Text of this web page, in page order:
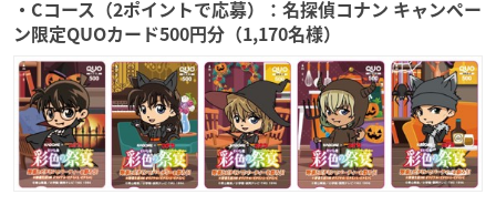
・Cコース（2ポイントで応募）：名探偵コナン キャンペー
ン限定QUOカード500円分（1,170名様）